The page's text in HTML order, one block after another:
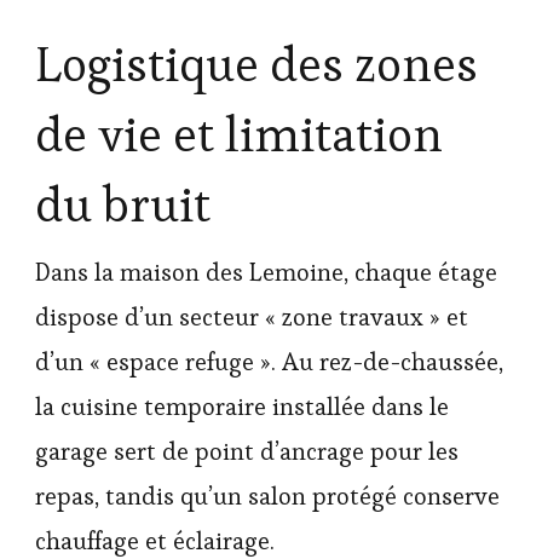
Logistique des zones
de vie et limitation
du bruit
Dans la maison des Lemoine, chaque étage
dispose d’un secteur « zone travaux » et
d’un « espace refuge ». Au rez-de-chaussée,
la cuisine temporaire installée dans le
garage sert de point d’ancrage pour les
repas, tandis qu’un salon protégé conserve
chauffage et éclairage.